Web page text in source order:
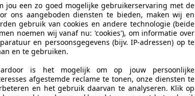
jou een zo goed mogelijke gebruikerservaring met de
ons aangeboden diensten te bieden, maken wij en
gebruik van cookies en andere technologie (beide
noemen wij vanaf nu: 'cookies'), om informatie over
en persoonsgegevens (bijv. IP-adressen) op te
en te gebruiken.
is het mogelijk om op jouw persoonlijke
afgestemde reclame te tonen, onze diensten te
en het gebruik daarvan te analyseren. Klik op